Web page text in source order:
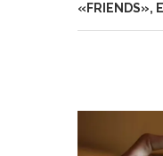
«FRIENDS»,